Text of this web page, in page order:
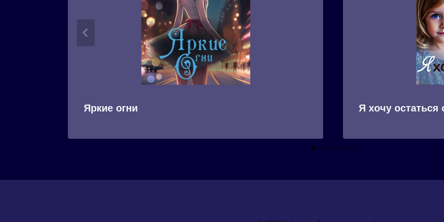
Яркие огни Я хочу остаться